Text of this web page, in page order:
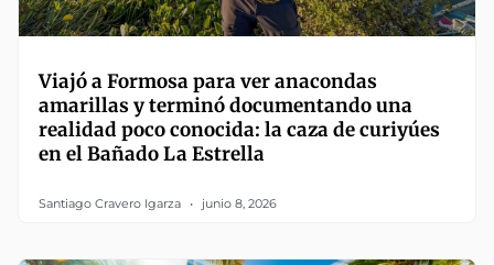
Viajó a Formosa para ver anacondas
amarillas y terminó documentando una
realidad poco conocida: la caza de curiyúes
en el Bañado La Estrella
Santiago Cravero Igarza junio 8, 2026